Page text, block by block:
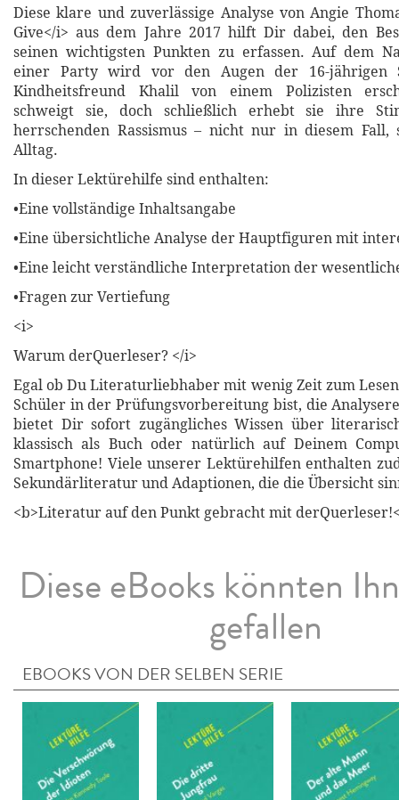
Diese klare und zuverlässige Analyse von Angie
Give</i> aus dem Jahre 2017 hilft Dir dabei, den
seinen wichtigsten Punkten zu erfassen. Auf dem
einer Party wird vor den Augen der 16-jährigen
Kindheitsfreund Khalil von einem Polizisten
schweigt sie, doch schließlich erhebt sie ihre
herrschenden Rassismus – nicht nur in diesem Fall,
Alltag.
In dieser Lektürehilfe sind enthalten:
•Eine vollständige Inhaltsangabe
•Eine übersichtliche Analyse der Hauptfiguren mit
•Eine leicht verständliche Interpretation der
•Fragen zur Vertiefung
<i>
Warum derQuerleser? </i>
Egal ob Du Literaturliebhaber mit wenig Zeit zum
Schüler in der Prüfungsvorbereitung bist, die
bietet Dir sofort zugängliches Wissen über
klassisch als Buch oder natürlich auf Deinem
Smartphone! Viele unserer Lektürehilfen enthalten
Sekundärliteratur und Adaptionen, die die Übersicht
<b>Literatur auf den Punkt gebracht mit
Diese eBooks könnten
gefallen
EBOOKS VON DER SELBEN SERIE